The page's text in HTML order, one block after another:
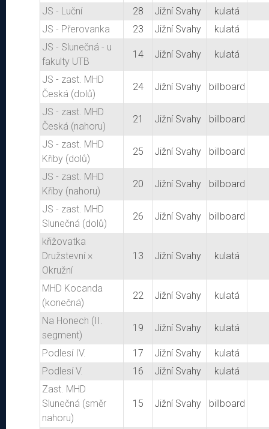
JS - Luční 28 Jižní Svahy
kulatá
JS - Přerovanka
23 Jižní Svahy
kulatá
JS - Slunečná - u
fakulty UTB
14 Jižní Svahy kulatá
JS - zast. MHD
Česká (dolů)
24 Jižní Svahy billboard
JS - zast. MHD
Česká (nahoru)
21 Jižní Svahy billboard
JS - zast. MHD
Křiby (dolů)
25 Jižní Svahy billboard
JS - zast. MHD
Křiby (nahoru)
20 Jižní Svahy billboard
JS - zast. MHD
Slunečná (dolů)
26 Jižní Svahy billboard
křižovatka
Družstevní ×
Okružní
13 Jižní Svahy kulatá
MHD Kocanda
(konečná)
22 Jižní Svahy kulatá
Na Honech (II.
segment)
19 Jižní Svahy kulatá
Podlesí IV. 17 Jižní Svahy
kulatá
Podlesí V.
16 Jižní Svahy
kulatá
Zast. MHD
Slunečná (směr
nahoru)
15 Jižní Svahy billboard